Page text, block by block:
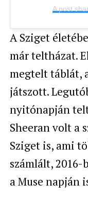
A post
A Sziget
már teltházat.
megtelt táblát,
játszott.
nyitónapján
Sheeran volt a
Sziget is, ami
számlált, 2016-
a Muse napján